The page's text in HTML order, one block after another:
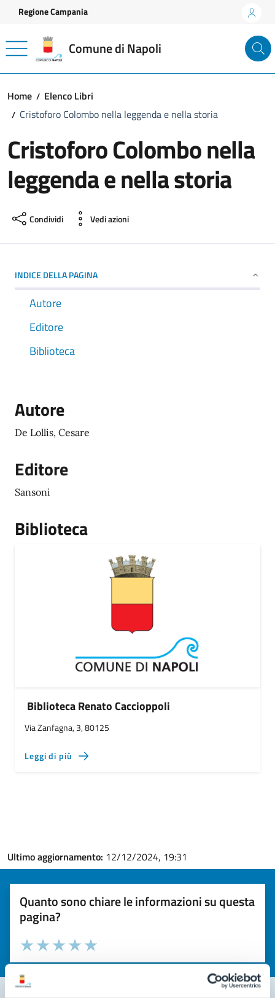
Vai ai contenuti
Vai al footer
Regione Campania
Comune di Napoli
Home
Elenco Libri
Cristoforo Colombo nella leggenda e nella storia
Cristoforo Colombo nella
leggenda e nella storia
Condividi Vedi azioni
INDICE DELLA PAGINA
Autore
Editore
Biblioteca
Autore
De Lollis, Cesare
Editore
Sansoni
Biblioteca
Biblioteca Renato Caccioppoli
Via Zanfagna, 3, 80125
Leggi di più
Ultimo aggiornamento: 12/12/2024, 19:31
Quanto sono chiare le informazioni su questa
pagina?
Valuta la chiarezza delle informazioni (da 1 a 5 stelle)
Seleziona il numero di stelle per valutare la chiarezza delle
Valuta 5 stelle su 5
Valuta 4 stelle su 5
Valuta 3 stelle su 5
Valuta 2 stelle su 5
Valuta 1 stelle su 5